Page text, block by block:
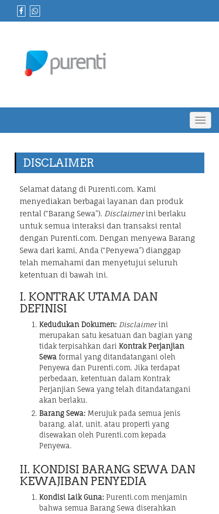
DISCLAIMER
Selamat datang di Purenti.com. Kami
menyediakan berbagai layanan dan produk
rental (“Barang Sewa”). Disclaimerini berlaku
untuk semua interaksi dan transaksi rental
dengan Purenti.com. Dengan menyewa Barang
Sewa dari kami, Anda (“Penyewa”) dianggap
telah memahami dan menyetujui seluruh
ketentuan di bawah ini.
I. KONTRAK UTAMA DAN
DEFINISI
Kedudukan Dokumen: Disclaimerini
merupakan satu kesatuan dan bagian yang
tidak terpisahkan dari Kontrak Perjanjian
Sewa formal yang ditandatangani oleh
Penyewa dan Purenti.com. Jika terdapat
perbedaan, ketentuan dalam Kontrak
Perjanjian Sewa yang telah ditandatangani
akan berlaku.
Barang Sewa: Merujuk pada semua jenis
barang, alat, unit, atau properti yang
disewakan oleh Purenti.com kepada
Penyewa.
II. KONDISI BARANG SEWA DAN
KEWAJIBAN PENYEDIA
Kondisi Laik Guna: Purenti.com menjamin
bahwa semua Barang Sewa diserahkan